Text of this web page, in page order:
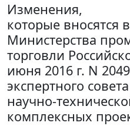
Изменения,
которые вносятся
Министерства
торговли
июня 2016 г. N
экспертного
научно-
комплексных